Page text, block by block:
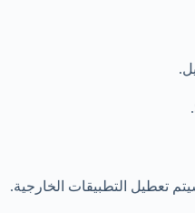
تعطيل التطبيقات الخارجية.